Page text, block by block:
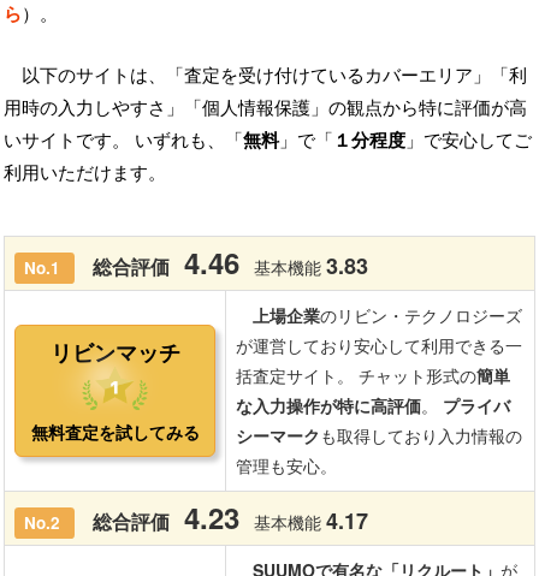
ら）。
以下のサイトは、「査定を受け付けているカバーエリア」「利
用時の入力しやすさ」「個人情報保護」の観点から特に評価が高
いサイトです。 いずれも、「無料」で「 １分程度 」で安心してご
利用いただけます。